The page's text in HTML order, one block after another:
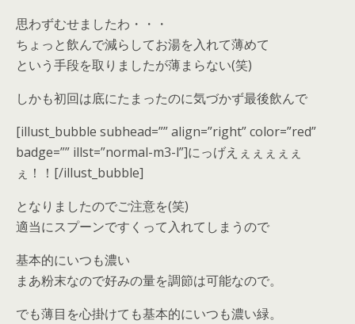
思わずむせましたわ・・・
ちょっと飲んで減らしてお湯を入れて薄めて
という手段を取りましたが薄まらない(笑)
しかも初回は底にたまったのに気づかず最後飲んで
[illust_bubble subhead=”” align=”right” color=”red”
badge=”” illst=”normal-m3-l”]にっげえぇぇぇぇぇ
ぇ！！[/illust_bubble]
となりましたのでご注意を(笑)
適当にスプーンですくって入れてしまうので
基本的にいつも濃い
まあ粉末なので好みの量を調節は可能なので。
でも薄目を心掛けても基本的にいつも濃い緑。